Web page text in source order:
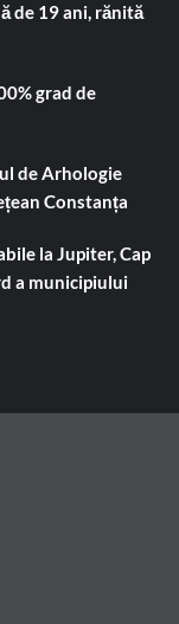
de 19 ani, rănită
grad de
de Arhologie
Constanța
la Jupiter, Cap
a municipiului